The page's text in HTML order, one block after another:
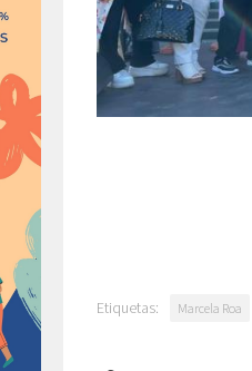
Etiquetas: Marcela Roa